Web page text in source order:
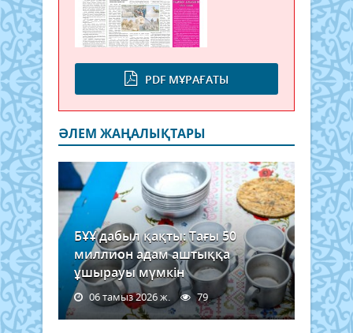
PDF МҰРАҒАТЫ
ӘЛЕМ ЖАҢАЛЫҚТАРЫ
БҰҰ дабыл қақты: Тағы 50
миллион адам аштыққа
ұшырауы мүмкін
06 тамыз 2026 ж. 79